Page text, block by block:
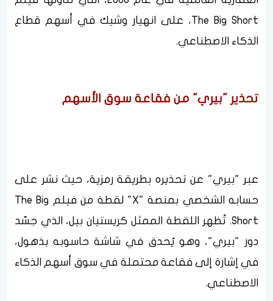
The Big Short، على انهيار وشيك في أسهم قطاع
الذكاء الاصطناعي.
تحذير "بيري" من فقاعة سوق الأسهم
عبر "بيري" عن تحذيره بطريقة رمزية، حيث نشر على
حسابه الشخصي بمنصة "X" لقطة من فيلم The Big
Short. تُظهر اللقطة الممثل كريستيان بيل، الذي جسّد
دور "بيري"، وهو يُحدق في شاشة حاسوبه بذهول،
في إشارة إلى فقاعة محتملة في سوق أسهم الذكاء
الاصطناعي.